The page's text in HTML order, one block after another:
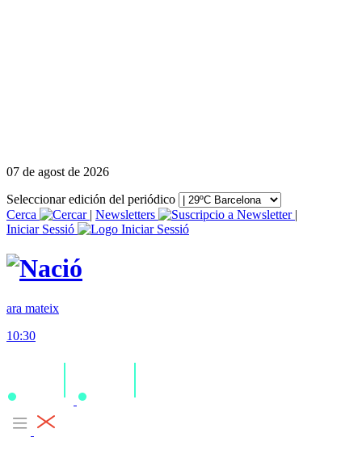
07 de agost de 2026
Seleccionar edición del periódico
Cerca
| Newsletters
|
Iniciar Sessió
ara mateix
10:30